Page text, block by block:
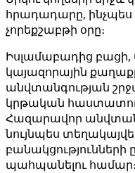
հրադադարը,
չորեքշաբթի օրը։
Իսլամաբադից
կայազորային
անվտանգության
կրթական
Հազարավոր
նույնպես
պահպանելու համար։